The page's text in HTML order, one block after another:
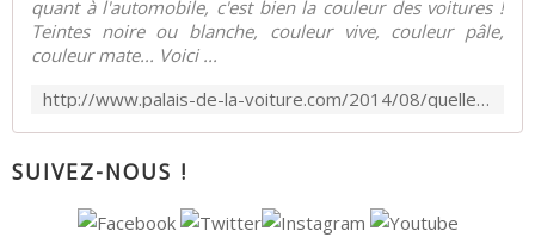
quant à l'automobile, c'est bien la couleur des voitures !
Teintes noire ou blanche, couleur vive, couleur pâle,
couleur mate... Voici ...
http://www.palais-de-la-voiture.com/2014/08/quelle-couleur-choisir-pour-ma-voiture.html
SUIVEZ-NOUS !